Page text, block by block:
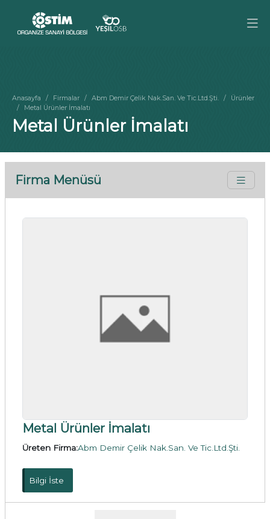
Anasayfa Firmalar Abm Demir Çelik Nak.San. Ve Tic.Ltd.Şti.
Ürünler
Metal Ürünler İmalatı
Metal Ürünler İmalatı
Firma Menüsü
Metal Ürünler İmalatı
Üreten Firma:Abm Demir Çelik Nak.San. Ve Tic.Ltd.Şti.
Bilgi İste